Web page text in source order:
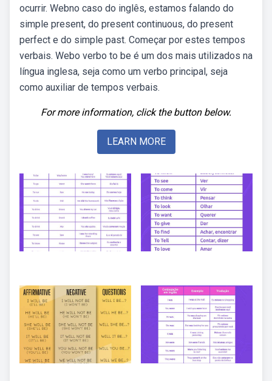
ocurrir. Webno caso do inglês, estamos falando do
simple present, do present continuous, do present
perfect e do simple past. Começar por estes tempos
verbais. Webo verbo to be é um dos mais utilizados na
língua inglesa, seja como um verbo principal, seja
como auxiliar de tempos verbais.
For more information, click the button below.
LEARN MORE